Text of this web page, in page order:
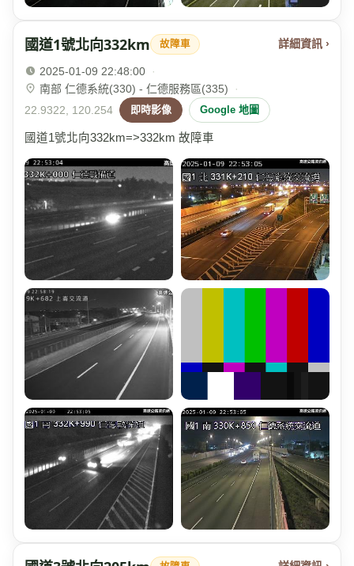
國道1號北向332km 故障車 詳細資訊 ›
2025-01-09 22:48:00
·
南部 仁德系統(330) - 仁德服務區(335)
·
22.9322, 120.254
即時影像 Google 地圖
國道1號北向332km=>332km 故障車